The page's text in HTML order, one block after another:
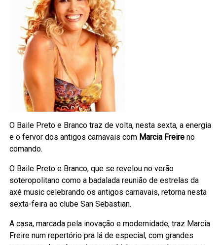
O Baile Preto e Branco traz de volta, nesta sexta, a energia
e o fervor dos antigos carnavais com Marcia Freire no
comando.
O Baile Preto e Branco, que se revelou no verão
soteropolitano como a badalada reunião de estrelas da
axé music celebrando os antigos carnavais, retorna nesta
sexta-feira ao clube San Sebastian.
A casa, marcada pela inovação e modernidade, traz Marcia
Freire num repertório pra lá de especial, com grandes